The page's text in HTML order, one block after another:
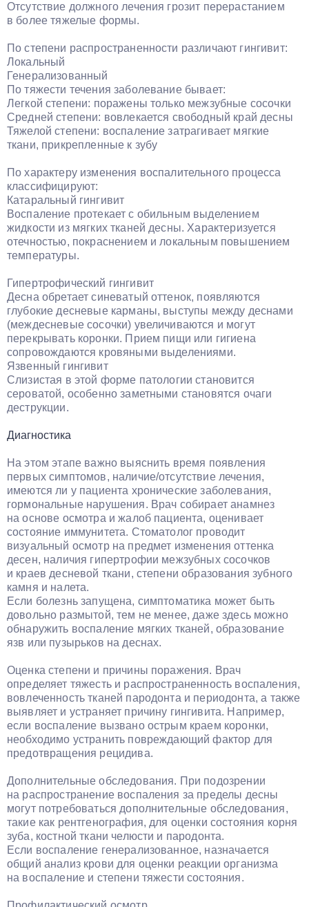
Отсутствие должного лечения грозит перерастанием
в более тяжелые формы.
По степени распространенности различают гингивит:
Локальный
Генерализованный
По тяжести течения заболевание бывает:
Легкой степени: поражены только межзубные сосочки
Средней степени: вовлекается свободный край десны
Тяжелой степени: воспаление затрагивает мягкие
ткани, прикрепленные к зубу
По характеру изменения воспалительного процесса
классифицируют:
Катаральный гингивит
Воспаление протекает с обильным выделением
жидкости из мягких тканей десны. Характеризуется
отечностью, покраснением и локальным повышением
температуры.
Гипертрофический гингивит
Десна обретает синеватый оттенок, появляются
глубокие десневые карманы, выступы между деснами
(междесневые сосочки) увеличиваются и могут
перекрывать коронки. Прием пищи или гигиена
сопровождаются кровяными выделениями.
Язвенный гингивит
Слизистая в этой форме патологии становится
сероватой, особенно заметными становятся очаги
деструкции.
Диагностика
На этом этапе важно выяснить время появления
первых симптомов, наличие/отсутствие лечения,
имеются ли у пациента хронические заболевания,
гормональные нарушения. Врач собирает анамнез
на основе осмотра и жалоб пациента, оценивает
состояние иммунитета. Стоматолог проводит
визуальный осмотр на предмет изменения оттенка
десен, наличия гипертрофии межзубных сосочков
и краев десневой ткани, степени образования зубного
камня и налета.
Если болезнь запущена, симптоматика может быть
довольно размытой, тем не менее, даже здесь можно
обнаружить воспаление мягких тканей, образование
язв или пузырьков на деснах.
Оценка степени и причины поражения. Врач
определяет тяжесть и распространенность воспаления,
вовлеченность тканей пародонта и периодонта, а также
выявляет и устраняет причину гингивита. Например,
если воспаление вызвано острым краем коронки,
необходимо устранить повреждающий фактор для
предотвращения рецидива.
Дополнительные обследования. При подозрении
на распространение воспаления за пределы десны
могут потребоваться дополнительные обследования,
такие как рентгенография, для оценки состояния корня
зуба, костной ткани челюсти и пародонта.
Если воспаление генерализованное, назначается
общий анализ крови для оценки реакции организма
на воспаление и степени тяжести состояния.